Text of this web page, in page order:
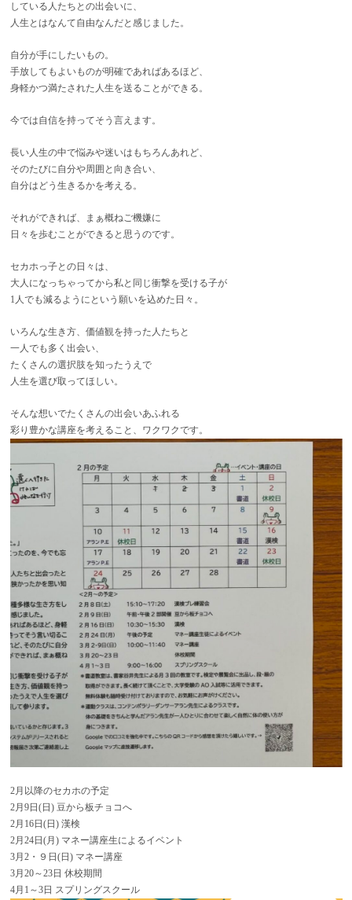
している人たちとの出会いに、
人生とはなんて自由なんだと感じました。
自分が手にしたいもの。
手放してもよいものが明確であればあるほど、
身軽かつ満たされた人生を送ることができる。
今では自信を持ってそう言えます。
長い人生の中で悩みや迷いはもちろんあれど、
そのたびに自分や周囲と向き合い、
自分はどう生きるかを考える。
それができれば、まぁ概ねご機嫌に
日々を歩むことができると思うのです。
セカホっ子との日々は、
大人になっちゃってから私と同じ衝撃を受ける子が
1人でも減るようにという願いを込めた日々。
いろんな生き方、価値観を持った人たちと
一人でも多く出会い、
たくさんの選択肢を知ったうえで
人生を選び取ってほしい。
そんな想いでたくさんの出会いあふれる
彩り豊かな講座を考えること、ワクワクです。
2月以降のセカホの予定
2月9日(日) 豆から板チョコへ
2月16日(日) 漢検
2月24日(月) マネー講座生によるイベント
3月2・９日(日) マネー講座
3月20～23日 休校期間
4月1～3日 スプリングスクール